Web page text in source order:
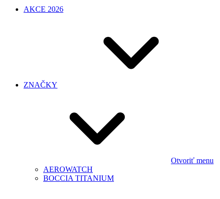
AKCE 2026
ZNAČKY
Otvoriť menu
AEROWATCH
BOCCIA TITANIUM